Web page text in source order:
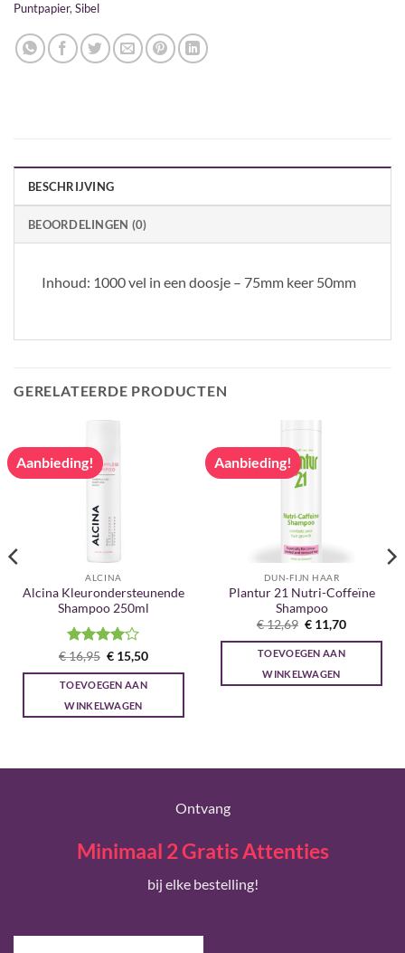
Puntpapier,Sibel
BESCHRIJVING
BEOORDELINGEN (0)
Inhoud: 1000 vel in een doosje – 75mm keer 50mm
GERELATEERDE PRODUCTEN
Aanbieding!
ALCINA
Alcina Kleurondersteunende
Shampoo 250ml
Gewaardeerd
4uit 5
€16,95 Oorspronkelijke
prijs
was:
€ 16,95.
€ 15,50Huidige
is:
TOEVOEGEN AAN
WINKELWAGEN
Aanbieding!
DUN-FIJN HAAR
Plantur 21 Nutri-Coffeïne
Shampoo
€12,69 Oorspronkelijke
prijs
was:
€ 12,69.
€ 11,70Huidige
is:
TOEVOEGEN AAN
WINKELWAGEN
Ontvang
Minimaal 2 Gratis Attenties
bij elke bestelling!